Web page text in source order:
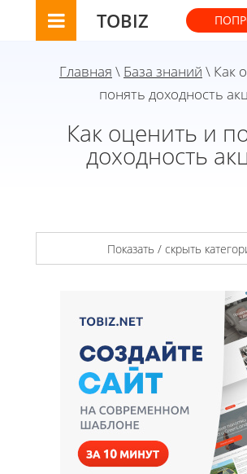
TOBIZ
Главная \ База знаний \ Как
понять доходность
Как оценить и
доходность
Показать / скрыть